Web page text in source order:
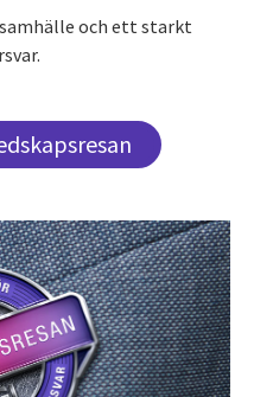
och ett starkt